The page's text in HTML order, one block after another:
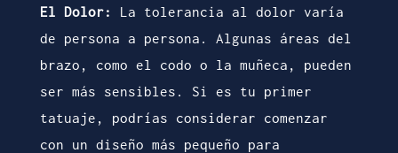
El Dolor:
La tolerancia al dolor varía
de persona a persona. Algunas áreas del
brazo, como el codo o la muñeca, pueden
ser más sensibles. Si es tu primer
tatuaje, podrías considerar comenzar
con un diseño más pequeño para